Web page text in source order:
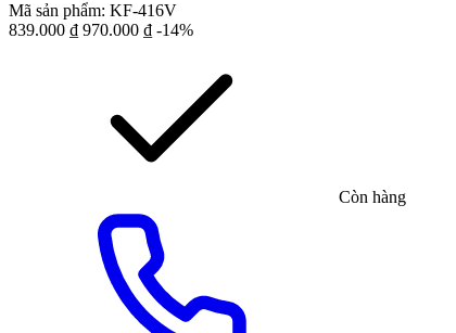
Mã sản phẩm: KF-416V
839.000 ₫ 970.000 ₫ -14%
Còn hàng